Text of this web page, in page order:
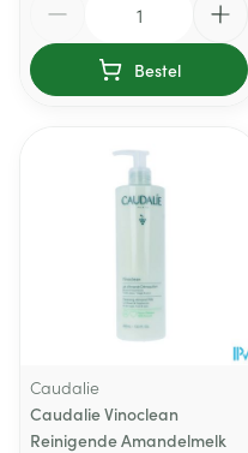
Bestel
Caudalie
Caudalie Vinoclean
Reinigende Amandelmelk